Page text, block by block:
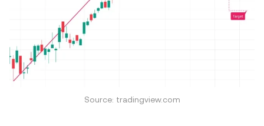
Source: tradingview.com